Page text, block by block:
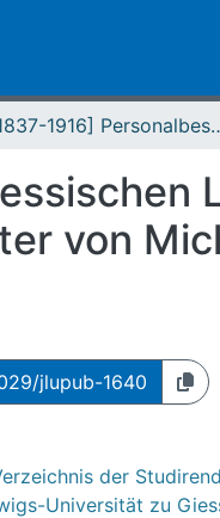
[1837-1916] Personalbestand / Verzeichnis
von
jlupub-1640
der
Universität zu